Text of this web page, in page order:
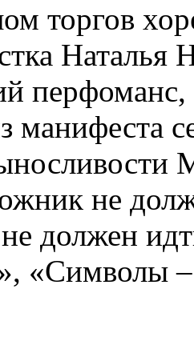
торгов
Наталья
манифеста
не
должен
«Символы